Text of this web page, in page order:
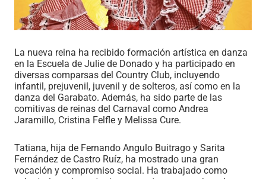
La nueva reina ha recibido formación artística en danza
en la Escuela de Julie de Donado y ha participado en
diversas comparsas del Country Club, incluyendo
infantil, prejuvenil, juvenil y de solteros, así como en la
danza del Garabato. Además, ha sido parte de las
comitivas de reinas del Carnaval como Andrea
Jaramillo, Cristina Felfle y Melissa Cure.
Tatiana, hija de Fernando Angulo Buitrago y Sarita
Fernández de Castro Ruíz, ha mostrado una gran
vocación y compromiso social. Ha trabajado como